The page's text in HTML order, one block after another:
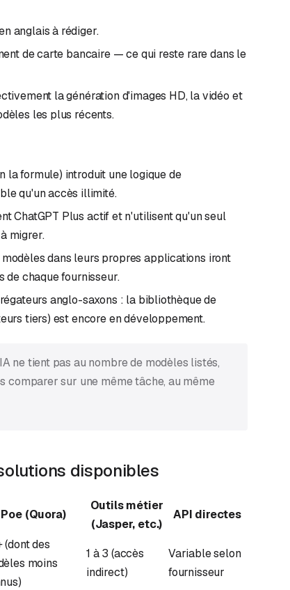
anglais à rédiger.
de carte bancaire — ce qui reste rare dans le
la génération d'images HD, la vidéo et
les plus récents.
la formule) introduit une logique de
qu'un accès illimité.
ChatGPT Plus actif et n'utilisent qu'un seul
migrer.
dans leurs propres applications iront
chaque fournisseur.
anglo-saxons : la bibliothèque de
tiers) est encore en développement.
ne tient pas au nombre de modèles listés,
sur une même tâche, au même
disponibles
Poe (Quora)
Outils métier
(Jasper, etc.)
API directes
(dont des
moins
1 à 3 (accès
indirect)
Variable selon
fournisseur